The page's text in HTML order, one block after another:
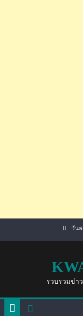
วันพ
รวบรวมข่า